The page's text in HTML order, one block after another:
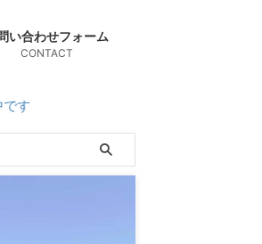
い合わせフォーム
CONTACT